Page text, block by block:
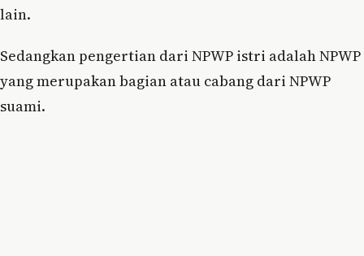
lain.
Sedangkan pengertian dari NPWP istri adalah NPWP
yang merupakan bagian atau cabang dari NPWP
suami.